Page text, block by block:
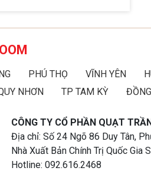
PHÚ THỌ VĨNH YÊN
NHƠN TP TAM KỲ
CÔNG TY CỔ PHẦN QUẠT
Địa chỉ: Số 24 Ngõ 86 Duy Tân,
Nhà Xuất Bản Chính Trị Quốc Gia
Hotline: 092.616.2468